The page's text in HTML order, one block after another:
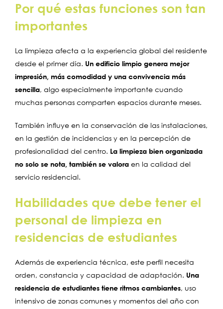
Por qué estas funciones son tan
importantes
La limpieza afecta a la experiencia global del residente
desde el primer día. Un edificio limpio genera mejor
impresión, más comodidad y una convivencia más
sencilla, algo especialmente importante cuando
muchas personas comparten espacios durante meses.
También influye en la conservación de las instalaciones,
en la gestión de incidencias y en la percepción de
profesionalidad del centro. La limpieza bien organizada
no solo se nota, también se valora en la calidad del
servicio residencial.
Habilidades que debe tener el
personal de limpieza en
residencias de estudiantes
Además de experiencia técnica, este perfil necesita
orden, constancia y capacidad de adaptación. Una
residencia de estudiantes tiene ritmos cambiantes, uso
intensivo de zonas comunes y momentos del año con